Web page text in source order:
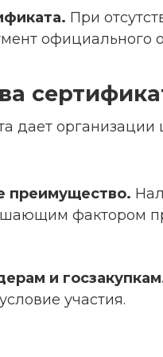
При
официального
дает
преимущество.
фактором
и
участия.